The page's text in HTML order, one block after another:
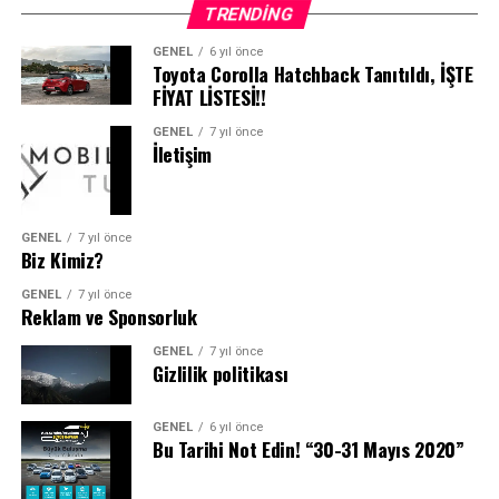
adanmışlığının uluslararası
arenadaki gücümüzü nasıl
sergilediğini kanıtladı. 50.
yılımızda, geçmişimize
saygı duyarak, geleceği
şekillendirme
misyonumuzu daha büyük
bir sorumlulukla taşıyoruz.
Başarı hikayemiz, kendini
sürekli yenileyen gerçek
bir zaferdir.”
Müşteriler İçin Jübile Hediyesi: %50
TRENDING
GENEL 6 yıl önce
Toyota Corolla Hatchback Tanıtıldı, İŞTE
FİYAT LİSTESİ!!
GENEL 7 yıl önce
İletişim
GENEL 7 yıl önce
Biz Kimiz?
GENEL 7 yıl önce
Reklam ve Sponsorluk
GENEL 7 yıl önce
Gizlilik politikası
GENEL 6 yıl önce
Bu Tarihi Not Edin! “30-31 Mayıs 2020”